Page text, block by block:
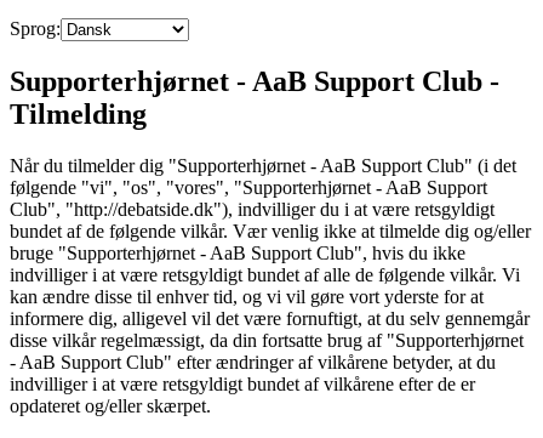
Sprog:
Supporterhjørnet - AaB Support Club -
Tilmelding
Når du tilmelder dig "Supporterhjørnet - AaB Support Club" (i det
følgende "vi", "os", "vores", "Supporterhjørnet - AaB Support
Club", "http://debatside.dk"), indvilliger du i at være retsgyldigt
bundet af de følgende vilkår. Vær venlig ikke at tilmelde dig og/eller
bruge "Supporterhjørnet - AaB Support Club", hvis du ikke
indvilliger i at være retsgyldigt bundet af alle de følgende vilkår. Vi
kan ændre disse til enhver tid, og vi vil gøre vort yderste for at
informere dig, alligevel vil det være fornuftigt, at du selv gennemgår
disse vilkår regelmæssigt, da din fortsatte brug af "Supporterhjørnet
- AaB Support Club" efter ændringer af vilkårene betyder, at du
indvilliger i at være retsgyldigt bundet af vilkårene efter de er
opdateret og/eller skærpet.